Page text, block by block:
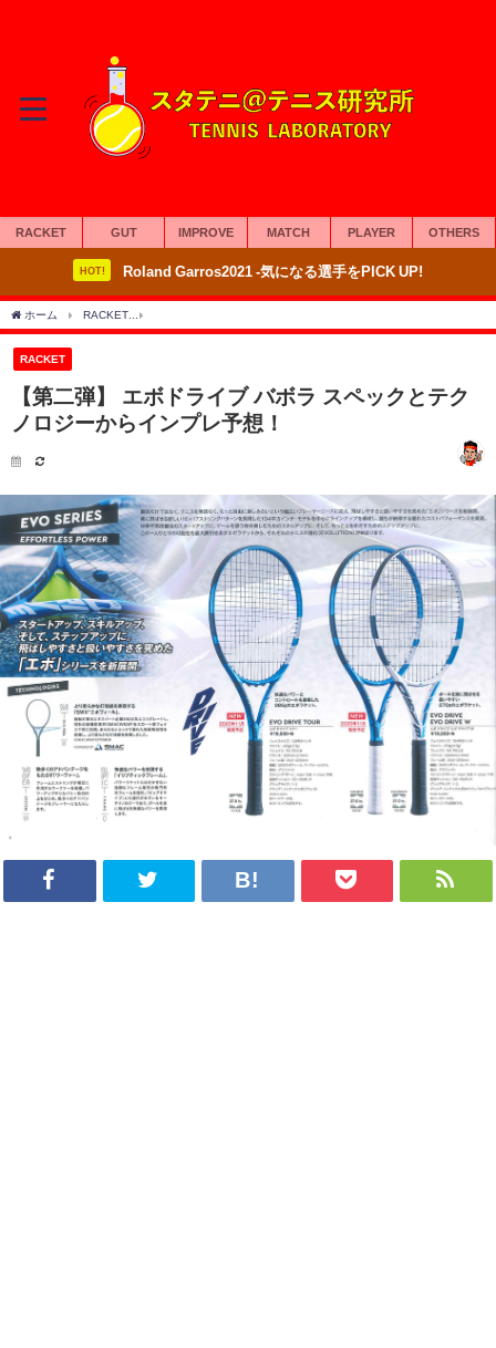
RACKET GUT IMPROVE MATCH PLAYER OTHERS
HOT! Roland Garros2021 -気になる選手をPICK UP!
ホーム RACKET
RACKET
【第二弾】 エボドライブ バボラ スペックとテク
ノロジーからインプレ予想！